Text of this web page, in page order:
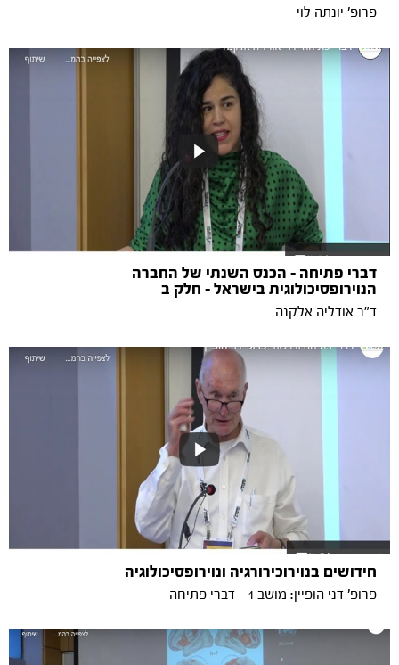
פרופ' יונתה לוי
דברי פתיחה - הכנס השנתי של החברה
הנוירופסיכולוגית בישראל - חלק ב
ד"ר אודליה אלקנה
חידושים בנוירוכירורגיה ונוירופסיכולוגיה
פרופ' דני הופיין: מושב 1 - דברי פתיחה